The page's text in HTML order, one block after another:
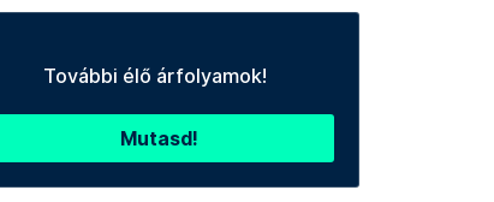
További élő árfolyamok!
Mutasd!